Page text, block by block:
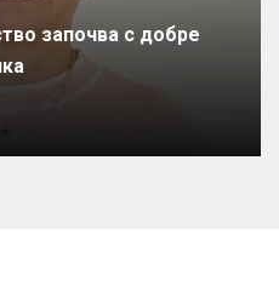
започва с добре